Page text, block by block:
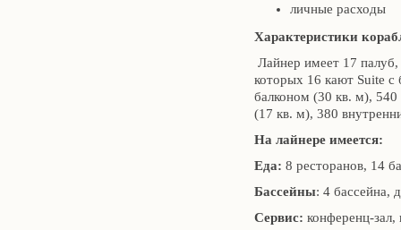
личные расходы
Характеристики
Лайнер имеет 17 палуб,
которых 16 кают Suite
балконом (30 кв. м),
(17 кв. м), 380
На лайнере имеется:
Еда: 8 ресторанов, 14
Бассейны: 4 бассейна,
Сервис: конференц-зал,